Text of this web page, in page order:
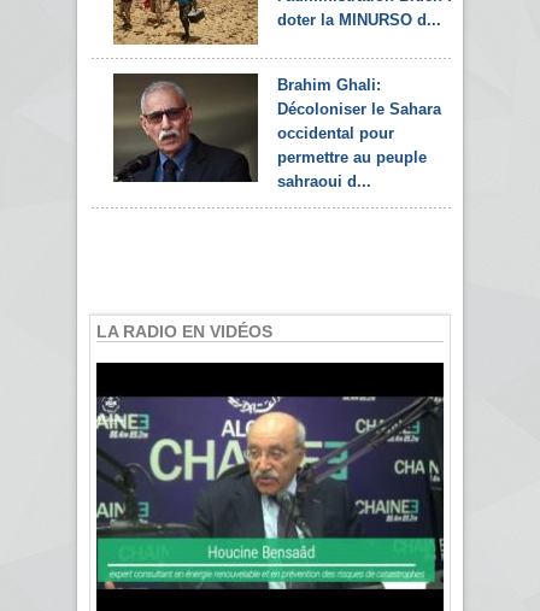
doter la MINURSO d...
Brahim Ghali:
Décoloniser le Sahara
occidental pour
permettre au peuple
sahraoui d...
LA RADIO EN VIDÉOS